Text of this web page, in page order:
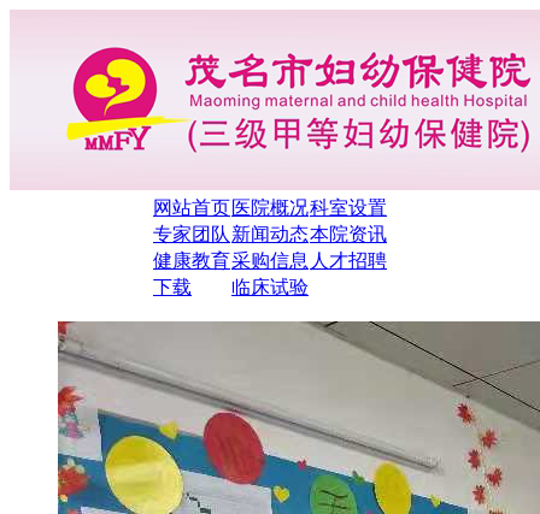
网站首页医院概况科室设置
专家团队 新闻动态本院资讯
健康教育采购信息 人才招聘
下载
临床试验